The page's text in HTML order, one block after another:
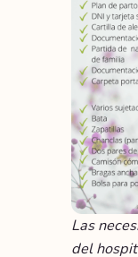
Las
del